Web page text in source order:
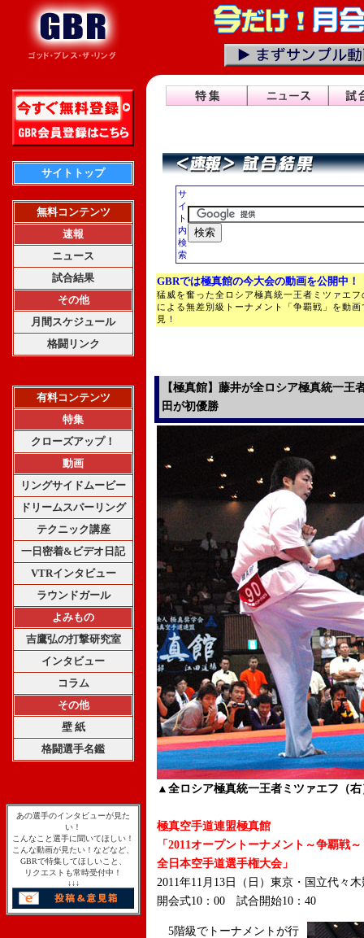
サイトトップ
無料コンテンツ
速報
ニュース
試合結果
その他
月間スケジュール
格闘リンク
有料コンテンツ
特集
クローズアップ！
動画
リングサイドムービー
ドリームスパーリング
テクニック講座
一日密着&ビデオ日記
VTRインタビュー
ラウンドガール
よみもの
吉鷹弘の打撃研究室
インタビュー
コラム
その他
壁 紙
格闘選手名鑑
あの選手のインタビューが見た
い！
こんなこと選手に聞いてほしい！
こんな動画が見たい！などなど、
GBRで特集してほしいこと、
リクエストも常時受付中！
↓↓↓
サ
イ
ト
内
検
索
GBRでは極真館の今大会の動画を公開中！
猛威を奮った全ロシア極真統一王者ミツァエ
による無差別級トーナメント「争覇戦」を動
見！
【極真館】藤井が全ロシア極真統一
田が初優勝
▲全ロシア極真統一王者ミツァエフ（
極真空手道連盟極真館
「2011オープントーナメント～争覇戦～
全日本空手道選手権大会」
2011年11月13日（日）東京・国立代々
開会式10：00 試合開始10：40
5階級でトーナメントが行